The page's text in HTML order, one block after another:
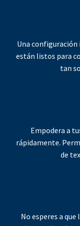
Una configuración
están listos para
tan
Empodera a
rápidamente.
de
No esperes a